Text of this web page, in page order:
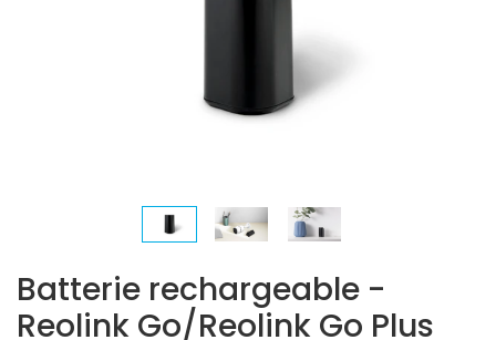
Batterie rechargeable -
Reolink Go/Reolink Go Plus